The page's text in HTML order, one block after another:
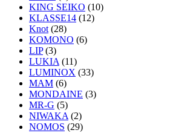
KING SEIKO (10)
KLASSE14 (12)
Knot (28)
KOMONO (6)
LIP(3)
LUKIA (11)
LUMINOX (33)
MAM (6)
MONDAINE (3)
MR-G (5)
NIWAKA (2)
NOMOS (29)